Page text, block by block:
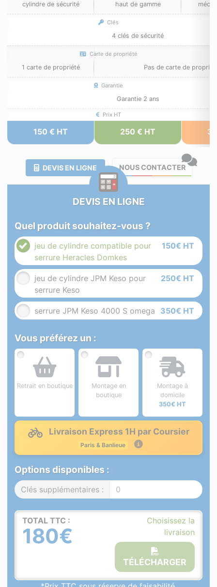
cylindre de sécurité haut de gamme
Clés
4 clés de sécurité
Carte de propriété
1 carte de propriété Pas de carte de
Garantie
Garantie 2 ans
Prix HT
150 € HT 250 € HT
DEVIS EN LIGNE NOUS CONTACTER
DEVIS EN LIGNE
Quel produit souhaitez-vous ?
jeu de cylindre compatible pour
serrure Heracles Domkes
150€ HT
jeu de cylindre JPM Keso pour
serrure Keso
250€ HT
serrure JPM Keso 4000 S omega 350€ HT
Vous préférez un :
Retrait en boutique
Montage en
boutique
Montage à
domicile
350€ HT
Livraison Express 1H par Coursier
Paris & Banlieue
Options disponibles :
Clés supplémentaires :
TOTAL TTC :
180€
Choisissez la
livraison
TÉLÉCHARGER